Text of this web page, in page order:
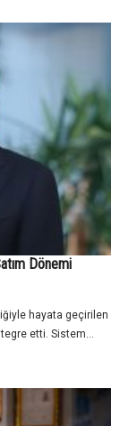
Dönemi
hayata geçirilen
etti. Sistem...